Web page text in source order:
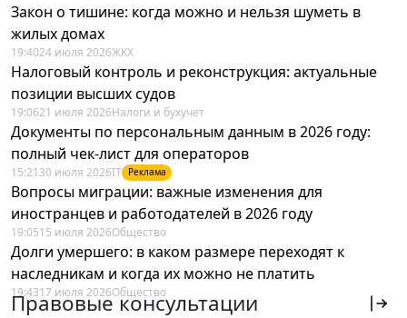
Закон о тишине: когда можно и нельзя шуметь в
жилых домах
19:4024 июля 2026ЖКХ
Налоговый контроль и реконструкция: актуальные
позиции высших судов
19:0621 июля 2026Налоги и бухучет
Документы по персональным данным в 2026 году:
полный чек-лист для операторов
15:21 30 июля 2026IT Реклама
Вопросы миграции: важные изменения для
иностранцев и работодателей в 2026 году
19:0515 июля 2026Общество
Долги умершего: в каком размере переходят к
наследникам и когда их можно не платить
19:4317 июля 2026Общество
Правовые консультации